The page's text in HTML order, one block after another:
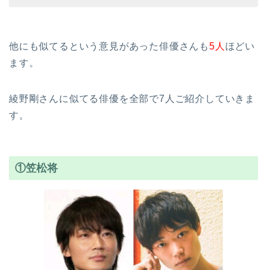
他にも似てるという意見があった俳優さんも5人 ほどい
ます。
綾野剛さんに似てる俳優を全部で7人ご紹介していきま
す。
①笠松将